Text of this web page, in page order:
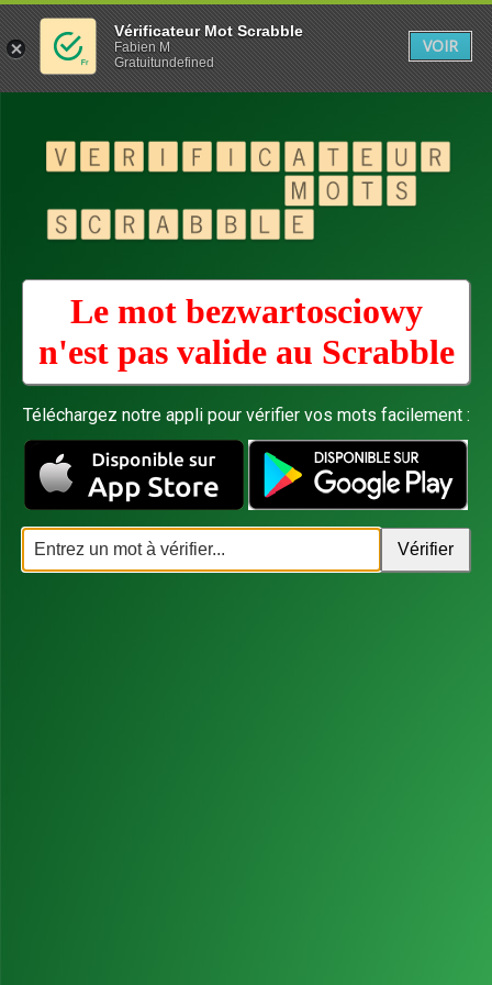
Le mot bezwartosciowy
n'est pas valide au Scrabble
Téléchargez notre appli pour vérifier vos mots facilement :
Vérificateur Mot Scrabble
Fabien M
Gratuitundefined
VOIR